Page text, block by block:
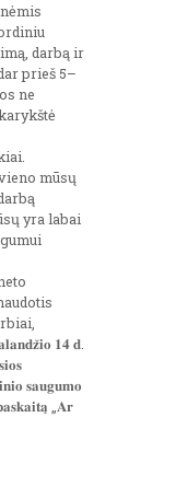
darbą ir
prieš 5–
ne
mūsų
yra labai
𝟏𝟒 𝐝.
𝐬𝐚𝐮𝐠𝐮𝐦𝐨
„𝐀𝐫